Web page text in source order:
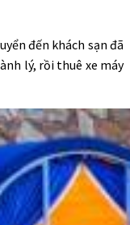
đến khách sạn đã
lý, rồi thuê xe máy